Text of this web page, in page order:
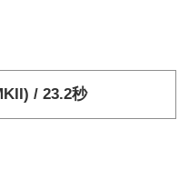
/ 23.2秒